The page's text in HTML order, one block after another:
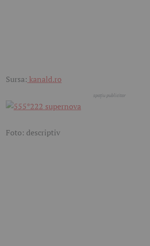
Sursa: kanald.ro
Foto: descriptiv